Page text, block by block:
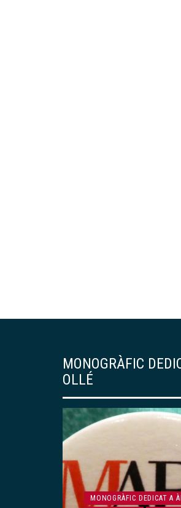
MONOGRÀFIC
OLLÉ
MONOGRÀFIC DEDICAT A
ARTICLES